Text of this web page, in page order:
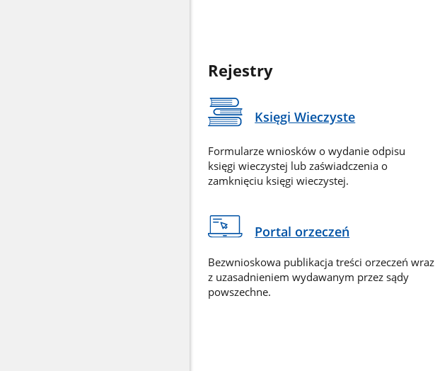
Rejestry
Księgi Wieczyste
Formularze wniosków o wydanie odpisu
księgi wieczystej lub zaświadczenia o
zamknięciu księgi wieczystej.
Portal orzeczeń
Bezwnioskowa publikacja treści orzeczeń wraz
z uzasadnieniem wydawanym przez sądy
powszechne.